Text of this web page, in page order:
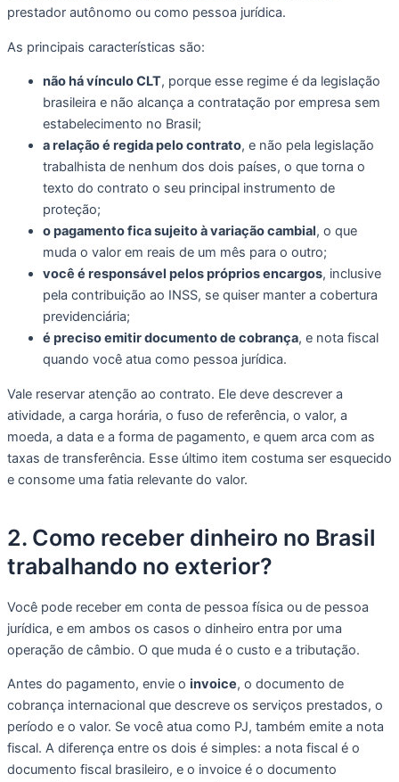
prestador autônomo ou como pessoa jurídica.
As principais características são:
não há vínculo CLT, porque esse regime é da legislação
brasileira e não alcança a contratação por empresa sem
estabelecimento no Brasil;
a relação é regida pelo contrato, e não pela legislação
trabalhista de nenhum dos dois países, o que torna o
texto do contrato o seu principal instrumento de
proteção;
o pagamento fica sujeito à variação cambial, o que
muda o valor em reais de um mês para o outro;
você é responsável pelos próprios encargos, inclusive
pela contribuição ao INSS, se quiser manter a cobertura
previdenciária;
é preciso emitir documento de cobrança, e nota fiscal
quando você atua como pessoa jurídica.
Vale reservar atenção ao contrato. Ele deve descrever a
atividade, a carga horária, o fuso de referência, o valor, a
moeda, a data e a forma de pagamento, e quem arca com as
taxas de transferência. Esse último item costuma ser esquecido
e consome uma fatia relevante do valor.
2. Como receber dinheiro no Brasil
trabalhando no exterior?
Você pode receber em conta de pessoa física ou de pessoa
jurídica, e em ambos os casos o dinheiro entra por uma
operação de câmbio. O que muda é o custo e a tributação.
Antes do pagamento, envie o invoice, o documento de
cobrança internacional que descreve os serviços prestados, o
período e o valor. Se você atua como PJ, também emite a nota
fiscal. A diferença entre os dois é simples: a nota fiscal é o
documento fiscal brasileiro, e o invoice é o documento